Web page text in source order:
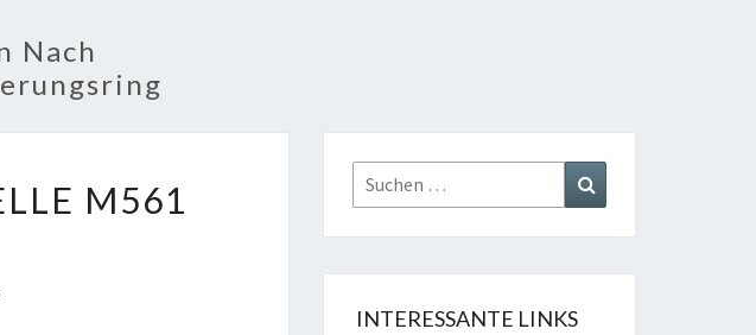
Nach
M561
Suchen
nach:
INTERESSANTE LINKS